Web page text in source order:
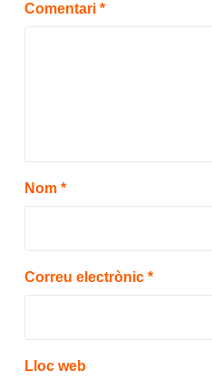
Comentari *
Nom *
Correu electrònic *
Lloc web